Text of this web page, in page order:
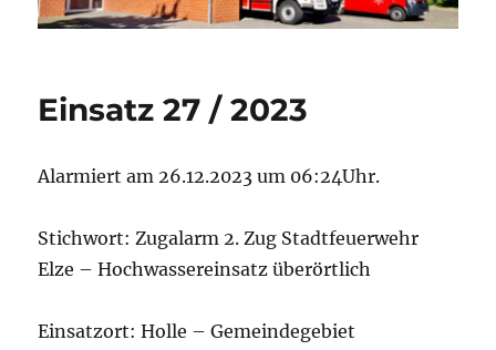
Einsatz 27 / 2023
Alarmiert am 26.12.2023 um 06:24Uhr.
Stichwort: Zugalarm 2. Zug Stadtfeuerwehr
Elze – Hochwassereinsatz überörtlich
Einsatzort: Holle – Gemeindegebiet